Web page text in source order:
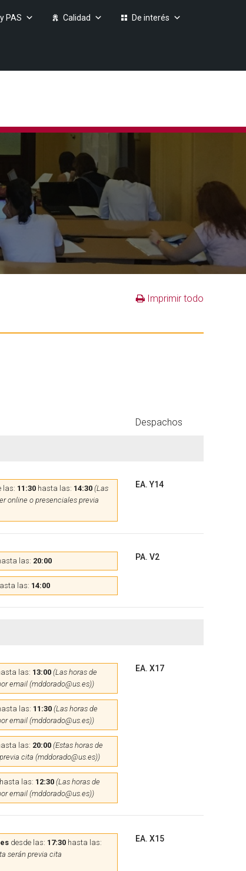
PAS Calidad De interés
Imprimir todo
Despachos
las: 11:30hasta las: 14:30 (Las
online o presenciales previa
EA. Y14
las: 20:00
las: 14:00
PA. V2
las: 13:00 (Las horas de
email (mddorado@us.es))
las: 11:30 (Las horas de
email (mddorado@us.es))
las: 20:00 (Estas horas de
cita (mddorado@us.es))
las: 12:30 (Las horas de
email (mddorado@us.es))
EA. X17
desde las: 17:30hasta las:
serán previa cita
EA. X15